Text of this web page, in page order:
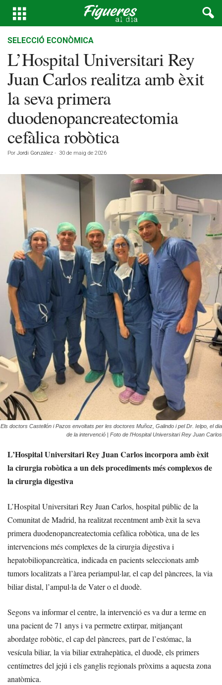
SELECCIÓ ECONÒMICA
L’Hospital Universitari Rey
Juan Carlos realitza amb èxit
la seva primera
duodenopancreatectomia
cefàlica robòtica
Por Jordi González - 30 de maig de 2026
Els doctors Castellón i Pazos envoltats per les doctores Muñoz, Galindo i pel Dr. Ielpo, el dia
de la intervenció | Foto de l’Hospital Universitari Rey Juan Carlos
L’Hospital Universitari Rey Juan Carlos incorpora amb èxit
la cirurgia robòtica a un dels procediments més complexos de
la cirurgia digestiva
L’Hospital Universitari Rey Juan Carlos, hospital públic de la
Comunitat de Madrid, ha realitzat recentment amb èxit la seva
primera duodenopancreatectomia cefàlica robòtica, una de les
intervencions més complexes de la cirurgia digestiva i
hepatobiliopancreàtica, indicada en pacients seleccionats amb
tumors localitzats a l’àrea periampul·lar, el cap del pàncrees, la via
biliar distal, l’ampul·la de Vater o el duodè.
Segons va informar el centre, la intervenció es va dur a terme en
una pacient de 71 anys i va permetre extirpar, mitjançant
abordatge robòtic, el cap del pàncrees, part de l’estómac, la
vesícula biliar, la via biliar extrahepàtica, el duodè, els primers
centímetres del jejú i els ganglis regionals pròxims a aquesta zona
anatòmica.